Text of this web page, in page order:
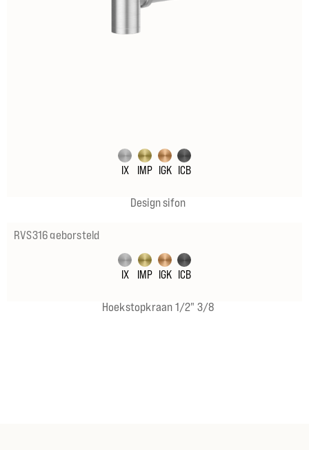
IX IMP IGK ICB
Design sifon
IX IMP IGK ICB
RVS316 geborsteld
Hoekstopkraan 1/2" 3/8